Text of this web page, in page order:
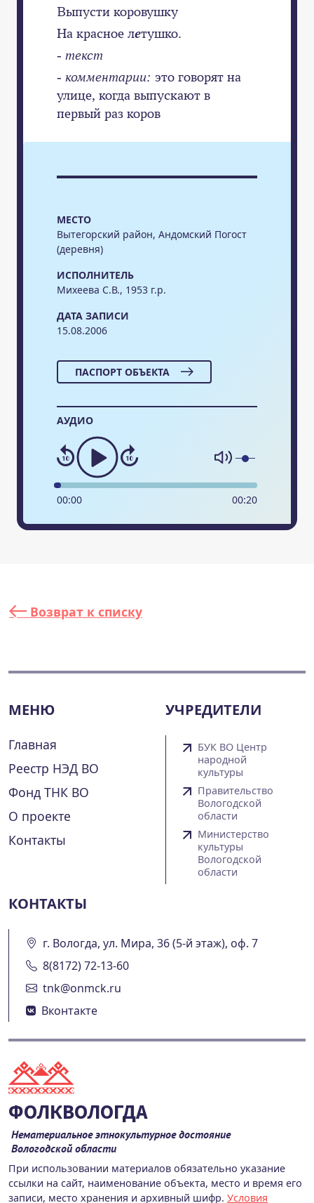
МЕСТО
Вытегорский район, Андомский Погост
(деревня)
ИСПОЛНИТЕЛЬ
Михеева С.В., 1953 г.р.
ДАТА ЗАПИСИ
15.08.2006
ПАСПОРТ ОБЪЕКТА
АУДИО
00:00 00:20
Выпусти коровушку
На красное летушко.
- текст
- комментарии: это говорят на
улице, когда выпускают в
первый раз коров
Возврат к списку
МЕНЮ
Главная
Реестр НЭД ВО
Фонд ТНК ВО
О проекте
Контакты
УЧРЕДИТЕЛИ
БУК ВО Центр
народной
культуры
Правительство
Вологодской
области
Министерство
культуры
Вологодской
области
КОНТАКТЫ
г. Вологда, ул. Мира, 36 (5-й этаж), оф. 7
8(8172) 72-13-60
tnk@onmck.ru
Вконтакте
ФОЛКВОЛОГДА
Нематериальное этнокультурное достояние
Вологодской области
При использовании материалов обязательно указание
ссылки на сайт, наименование объекта, место и время его
записи, место хранения и архивный шифр. Условия